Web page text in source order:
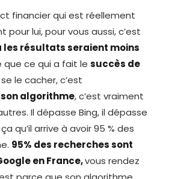
financier qui est réellement
pour lui, pour vous aussi, c’est
les résultats seraient moins
que ce qui a fait le succès de
le cacher, c’est
algorithme, c’est vraiment
Il dépasse Bing, il dépasse
qu’il arrive à avoir 95 % des
95% des recherches sont
en France,vous rendez